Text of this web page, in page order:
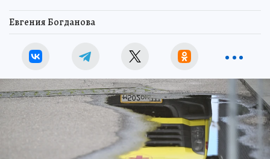
Евгения Богданова